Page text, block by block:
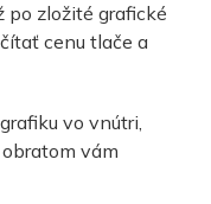
po zložité grafické
cenu tlače a
vo vnútri,
obratom vám